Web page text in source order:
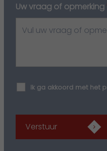
Uw vraag of opmerking
Ik ga akkoord met het